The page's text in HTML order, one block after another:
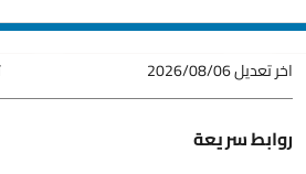
اخر تعديل2026/08/06
روابط سريعة